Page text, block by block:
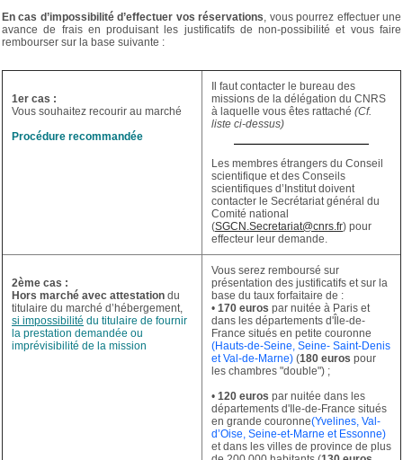
En cas d’impossibilité d’effectuer vos réservations, vous pourrez effectuer une
avance de frais en produisant les justificatifs de non-possibilité et vous faire
rembourser sur la base suivante :
1er cas :
Vous souhaitez recourir au marché
Procédure recommandée
Il faut contacter le bureau des
missions de la délégation du CNRS
à laquelle vous êtes rattaché (Cf.
liste ci-dessus)
Les membres étrangers du Conseil
scientifique et des Conseils
scientifiques d’Institut doivent
contacter le Secrétariat général du
Comité national
(SGCN.Secretariat@cnrs.fr) pour
effecteur leur demande.
2ème cas :
Hors marché avec attestation du
titulaire du marché d’hébergement,
si impossibilité du titulaire de fournir
la prestation demandée ou
imprévisibilité de la mission
Vous serez remboursé sur
présentation des justificatifs et sur la
base du taux forfaitaire de :
• 170 euros par nuitée à Paris et
dans les départements d'Île-de-
France situés en petite couronne
(Hauts-de-Seine, Seine- Saint-Denis
et Val-de-Marne) (180 euros pour
les chambres "double") ;
• 120 euros par nuitée dans les
départements d'Ile-de-France situés
en grande couronne(Yvelines, Val-
d’Oise, Seine-et-Marne et Essonne)
et dans les villes de province de plus